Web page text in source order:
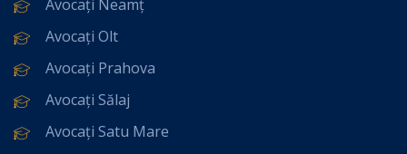
Avocați Neamț
Avocați Olt
Avocați Prahova
Avocați Sălaj
Avocați Satu Mare